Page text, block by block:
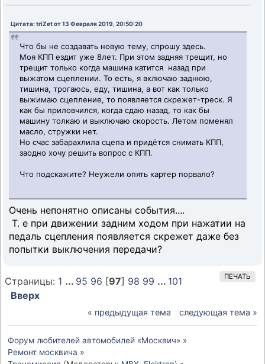
Цитата: triZet от 13 Февраля 2019, 20:50:20
Что бы не создавать новую тему, спрошу здесь.
Моя КПП ездит уже 8лет. При этом задняя трещит, но
трещит только когда машина катится назад при
выжатом сцеплении. То есть, я включаю заднюю,
тишина, трогаюсь, еду, тишина, а вот как только
выжимаю сцепление, то появляется скрежет-треск. Я
как бы приловчился, когда сдаю назад, то как бы
машину толкаю и выключаю скорость. Летом поменял
масло, стружки нет.
Но счас забарахлила сцепа и придётся снимать КПП,
заодно хочу решить вопрос с КПП.
Что подскажите? Неужели опять картер порвало?
Очень непонятно описаны события....
Т. е при движении задним ходом при нажатии на
педаль сцепления появляется скрежет даже без
попытки выключения передачи?
ПЕЧАТЬ
Страницы: 1 ... 95 96 [97] 98 99 ... 101
Вверх
« предыдущая тема следующая тема »
Форум любителей автомобилей «Москвич» »
Ремонт москвича »